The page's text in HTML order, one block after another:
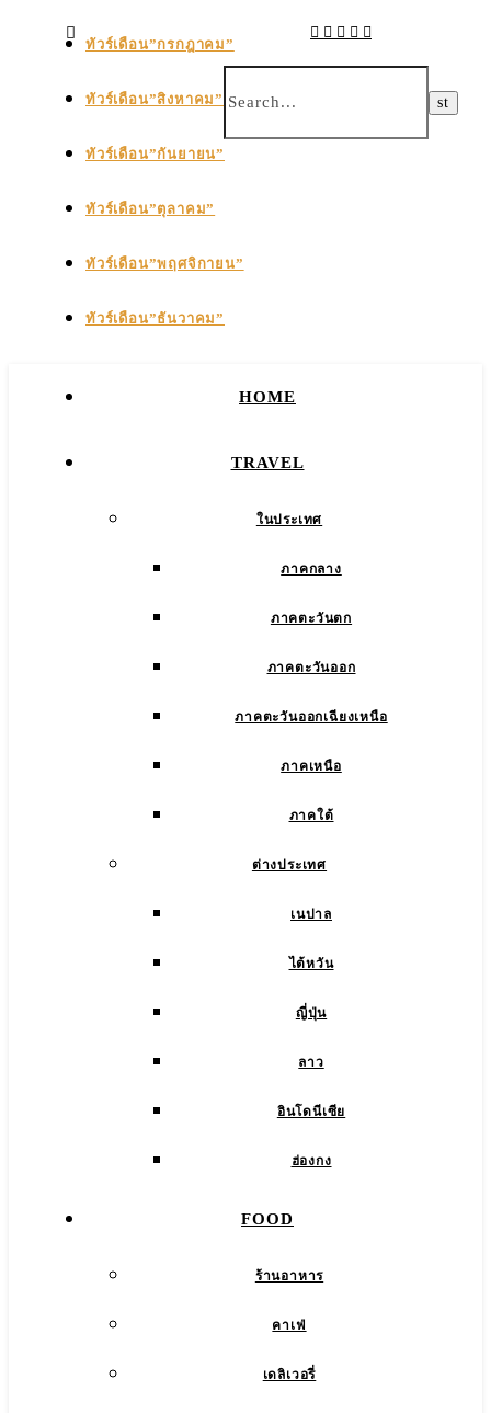
ทัวร์เดือน”กรกฎาคม”
ทัวร์เดือน”สิงหาคม”
ทัวร์เดือน”กันยายน”
ทัวร์เดือน”ตุลาคม”
ทัวร์เดือน”พฤศจิกายน”
ทัวร์เดือน”ธันวาคม”
HOME
TRAVEL
ในประเทศ
ภาคกลาง
ภาคตะวันตก
ภาคตะวันออก
ภาคตะวันออกเฉียงเหนือ
ภาคเหนือ
ภาคใต้
ต่างประเทศ
เนปาล
ไต้หวัน
ญี่ปุ่น
ลาว
อินโดนีเซีย
ฮ่องกง
FOOD
ร้านอาหาร
คาเฟ่
เดลิเวอรี่